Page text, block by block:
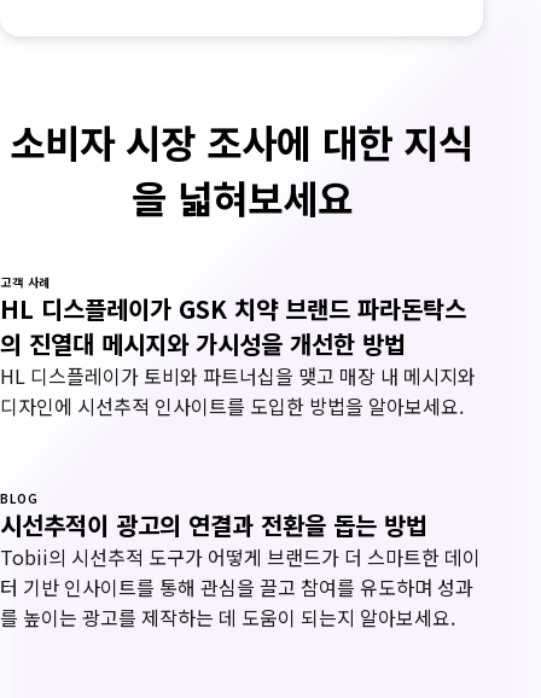
소비자 시장 조사에 대한 지식
을 넓혀보세요
고객 사례
HL 디스플레이가 GSK 치약 브랜드 파라돈탁스
의 진열대 메시지와 가시성을 개선한 방법
HL 디스플레이가 토비와 파트너십을 맺고 매장 내 메시지와
디자인에 시선추적 인사이트를 도입한 방법을 알아보세요.
BLOG
시선추적이 광고의 연결과 전환을 돕는 방법
Tobii의 시선추적 도구가 어떻게 브랜드가 더 스마트한 데이
터 기반 인사이트를 통해 관심을 끌고 참여를 유도하며 성과
를 높이는 광고를 제작하는 데 도움이 되는지 알아보세요.